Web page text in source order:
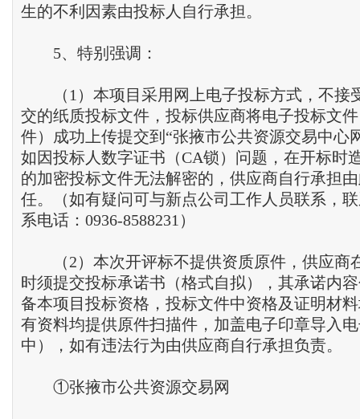
生的不利因素由投标人自行承担。
5、特别强调：
（1）本项目采用网上电子投标方式，不接
交的纸质投标文件，投标供应商将电子投标文
件）成功上传提交到“张掖市公共资源交易中心
如因投标人数字证书（CA锁）问题，在开标时
的加密投标文件无法解密的，供应商自行承担
任。（如有疑问可与新点公司工作人员联系，
系电话：0936-8588231）
（2）本次开评标不提供资质原件，供应商
时须提交投标承诺书（格式自拟），其承诺内
备本项目投标资格，投标文件中资格及证明材
有资料均提供原件扫描件，加盖电子印章导入
中），如有违法行为由供应商自行承担负责。
①张掖市公共资源交易网